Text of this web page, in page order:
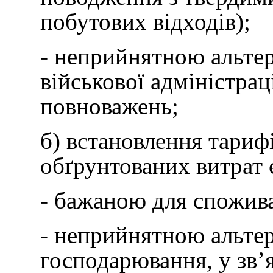
побутових відходів);
- неприйнятною
військової
повноважень;
б) встановлення
обґрунтованих витрат
- бажаною для
- неприйнятною
господарювання, у